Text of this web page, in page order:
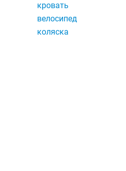
кровать
велосипед
коляска